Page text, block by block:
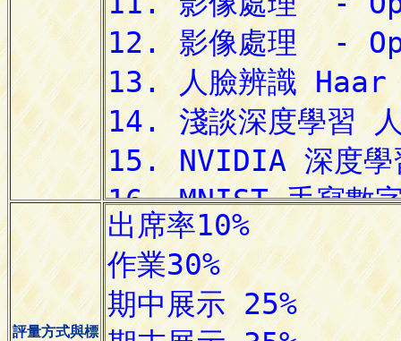
評量方式與標